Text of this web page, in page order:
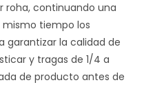
roha, continuando una
tiempo los
garantizar la calidad de
y tragas de 1/4 a
de producto antes de